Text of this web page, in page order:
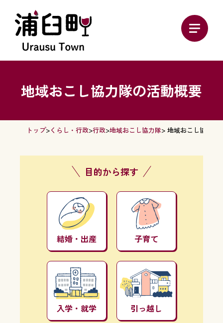
地域おこし協力隊の活動概要
トップ>くらし・行政>行政>地域おこし協力隊> 地域おこし協力隊
目的から探す
結婚・出産 子育て
入学・就学 引っ越し